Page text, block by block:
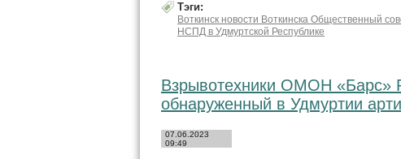
Тэги:
Воткинск новости Воткинска Общественный
НСПД в Удмуртской Республике
Взрывотехники ОМОН «Барс»
обнаруженный в Удмуртии
07.06.2023
09:49